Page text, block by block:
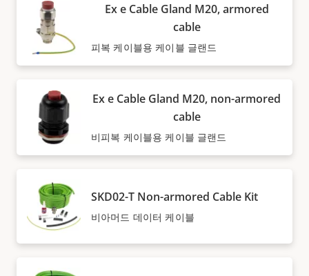
Ex e Cable Gland M20, armored
cable
피복 케이블용 케이블 글랜드
Ex e Cable Gland M20, non-armored
cable
비피복 케이블용 케이블 글랜드
SKD02-T Non-armored Cable Kit
비아머드 데이터 케이블